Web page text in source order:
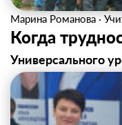
Марина Романова ·
Когда
Универсального